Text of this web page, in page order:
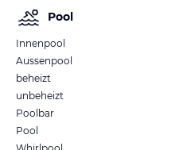
Pool
Innenpool
Aussenpool
beheizt
unbeheizt
Poolbar
Pool